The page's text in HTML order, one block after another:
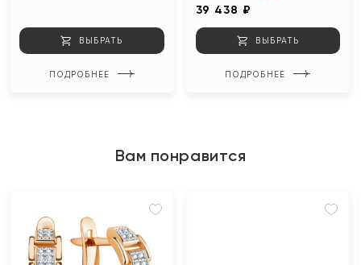
ВЫБРАТЬ
ПОДРОБНЕЕ
39 438 ₽
ВЫБРАТЬ
ПОДРОБНЕЕ
Вам понравится